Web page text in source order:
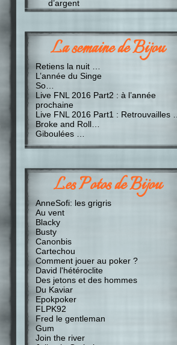
La semaine de Bijou
Retiens la nuit …
L’année du Singe
So…
Live FNL 2016 Part2 : à l’année
prochaine
Live FNL 2016 Part1 : Retrouvailles …
Broke and Roll…
Giboulées …
Les Potos de Bijou
AnneSofi: les grigris
Au vent
Blacky
Busty
Canonbis
Cartechou
Comment jouer au poker ?
David l'hétéroclite
Des jetons et des hommes
Du Kaviar
Epokpoker
FLPK92
Fred le gentleman
Gum
Join the river